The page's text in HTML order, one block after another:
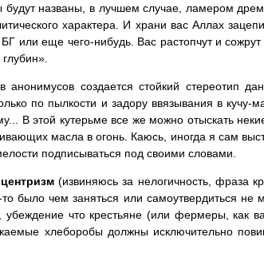
названы, в лучшем случае, ламером
характера. И храни вас Аллах
или еще чего-нибудь. Вас растопчут и
создается стойкий стереотип
по пылкости и задору ввязывания в
В этой кутерьме все же можно отыскать
масла в огонь. Каюсь, иногда я сам
подписываться под своими словами.
(извиняюсь за нелогичность, фраза
было чем заняться или самоутвердиться не
что крестьяне (или фермеры, как
хлеборобы должны исключительно